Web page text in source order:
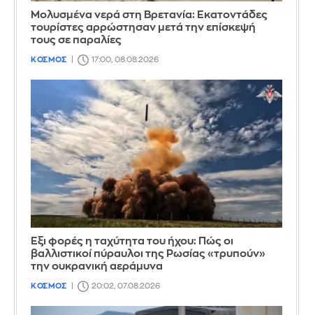
Μολυσμένα νερά στη Βρετανία: Εκατοντάδες
τουρίστες αρρώστησαν μετά την επίσκεψή
τους σε παραλίες
ΚΟΣΜΟΣ 17:00, 08.08.2026
Έξι φορές η ταχύτητα του ήχου: Πώς οι
βαλλιστικοί πύραυλοι της Ρωσίας «τρυπούν»
την ουκρανική αεράμυνα
ΚΟΣΜΟΣ 20:02, 07.08.2026